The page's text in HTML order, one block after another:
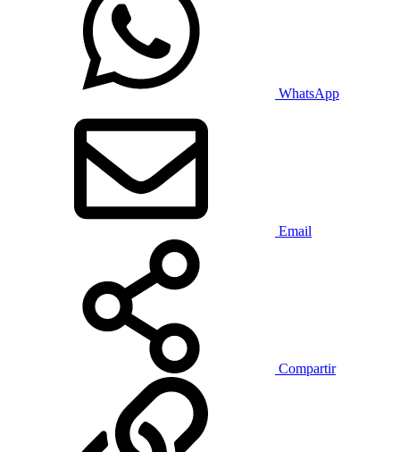
WhatsApp
Email
Compartir